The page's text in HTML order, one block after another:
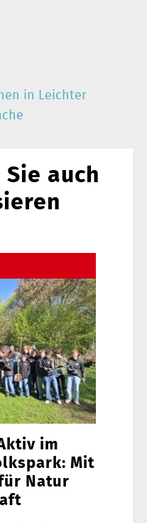
in Leichter
Sie auch
im
Mit
Natur